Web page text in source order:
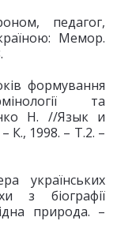
педагог,
Мемор.
формування
та
Н. //Язык и
К., 1998. – Т.2. –
українських
з біографії
природа. –